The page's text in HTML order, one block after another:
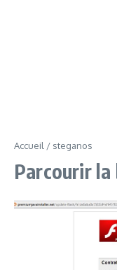
Accueil / steganos
Parcourir